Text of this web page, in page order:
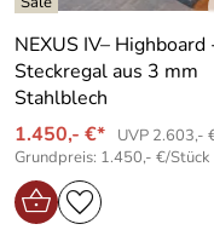
NEXUS IV– Highboard
Steckregal aus 3 mm
Stahlblech
1.450,- €*
UVP 2.603,-
Grundpreis: 1.450,- €/Stück